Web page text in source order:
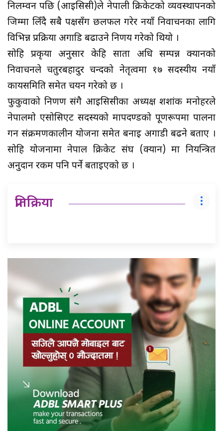
निलम्वन पछि (आइसिसी)ले नेपाली क्रिकेटको व्यवस्थापनको
जिम्मा लिँदै सबै पक्षसँग छलफल गरेर नयाँ निर्वाचनका लागि
विभिन्न प्रक्रिया अगाडि बढाउने निर्णय गरेको थियो ।
सोहि प्रकृया अनुसार केहि साता अधि सम्पन्न क्यानको
निर्वाचनले चतुरबहादुर चन्दको नेतृत्वमा १७ सदस्यीय नयाँ
कार्यसमिति समेत चयन गरेको छ ।
फुकुवाको निर्णण संगै आइसिसीका अध्यक्ष शशांक मनोहरले
नेपालमो एसोसिएट सदस्यको मापदण्डको पूर्णरूपमा पालना
गर्न संक्रमणकालीन योजना समेत बनाई अगाडी बढने बताए ।
सोहि योजनामा नेपाल क्रिकेट संघ (क्यान) मा नियन्त्रित
अनुदान रकम पनि पर्ने बताईएको छ ।
प्रतिक्रिया